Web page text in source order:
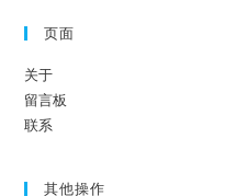
页面
关于
留言板
联系
其他操作